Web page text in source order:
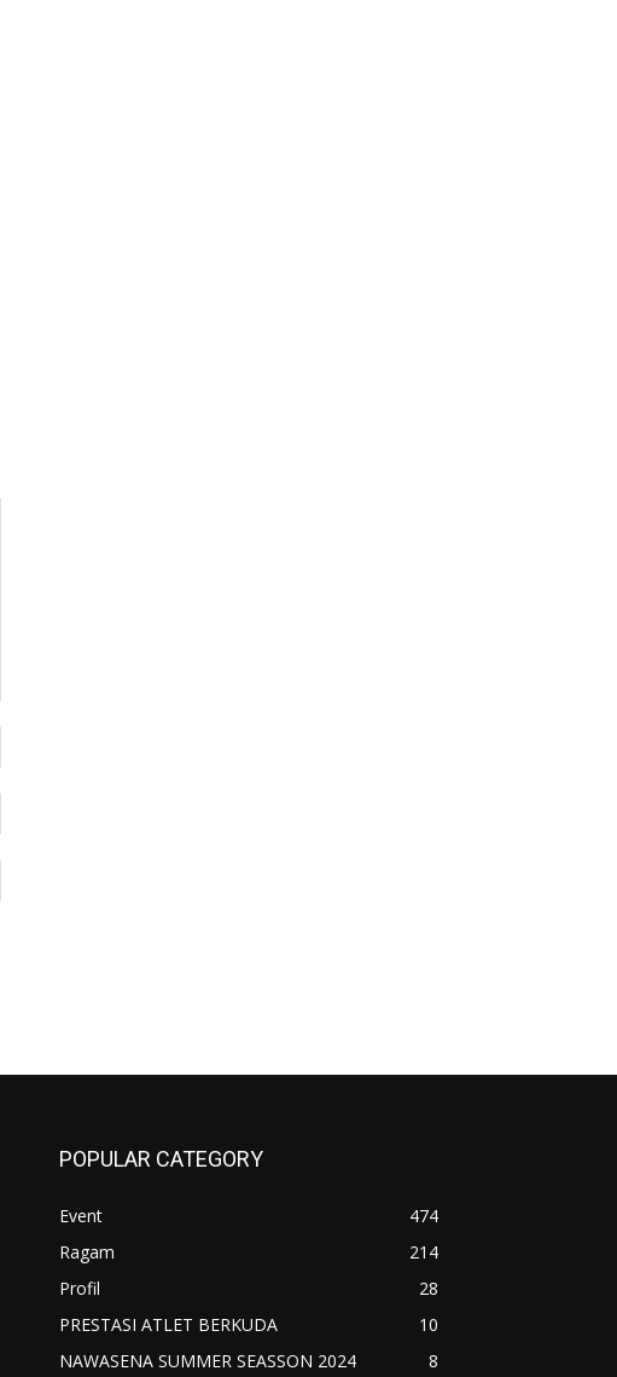
POPULAR CATEGORY
Event
474
Ragam
214
Profil
28
PRESTASI ATLET BERKUDA
10
NAWASENA SUMMER SEASSON 2024
8